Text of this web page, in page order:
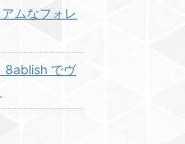
ムなフォレ
8ablish でヴ